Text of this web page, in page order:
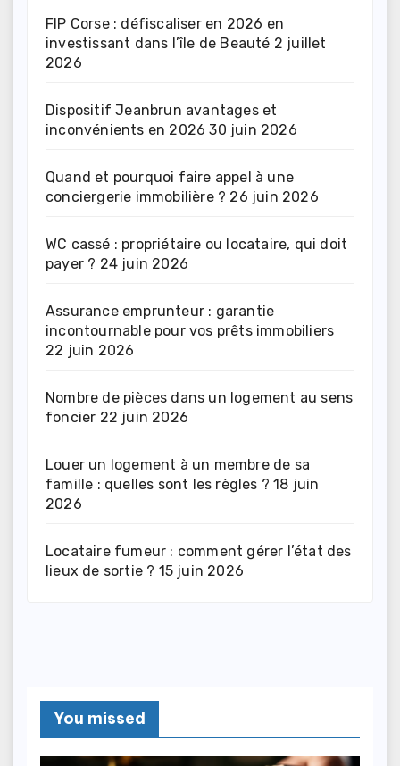
FIP Corse : défiscaliser en 2026 en
investissant dans l’île de Beauté 2 juillet
2026
Dispositif Jeanbrun avantages et
inconvénients en 2026 30 juin 2026
Quand et pourquoi faire appel à une
conciergerie immobilière ? 26 juin 2026
WC cassé : propriétaire ou locataire, qui doit
payer ? 24 juin 2026
Assurance emprunteur : garantie
incontournable pour vos prêts immobiliers
22 juin 2026
Nombre de pièces dans un logement au sens
foncier 22 juin 2026
Louer un logement à un membre de sa
famille : quelles sont les règles ? 18 juin
2026
Locataire fumeur : comment gérer l’état des
lieux de sortie ? 15 juin 2026
You missed